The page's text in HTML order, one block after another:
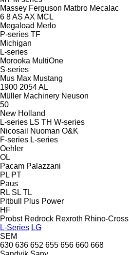
Massey Ferguson Matbro Mecalac
6 8AS AX MCL
Megaload Merlo
P-series TF
Michigan
L-series
Morooka MultiOne
S-series
Mus Max Mustang
1900 2054AL
Müller Machinery Neuson
50
New Holland
L-series LS TH W-series
Nicosail
Nuoman O&K
F-series L-series
Oehler
OL
Pacam Palazzani
PL PT
Paus
RL SL TL
Pitbull
Plus Power
HF
Probst Redrock Rexroth Rhino-Cross
L-Series LG
SEM
630 636 652 655 656 660 668